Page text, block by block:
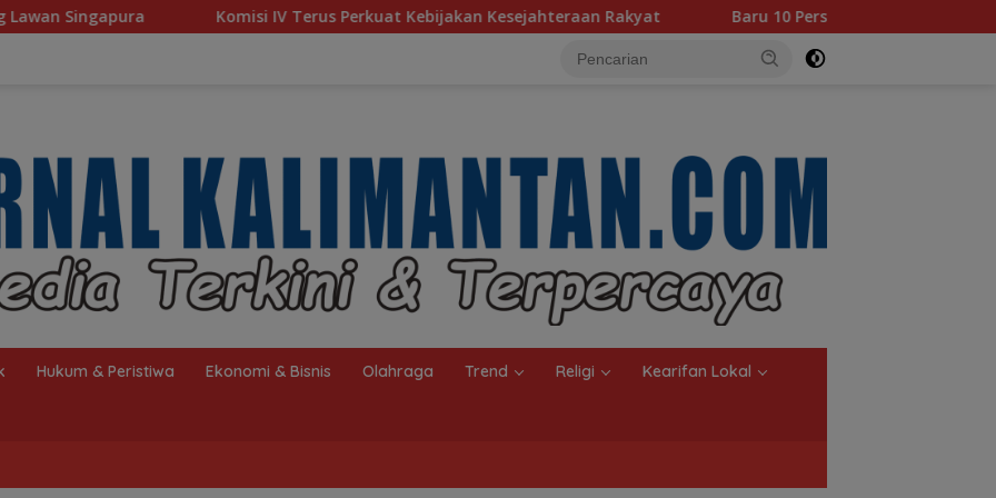
IV Terus Perkuat Kebijakan Kesejahteraan Rakyat Baru 10 Persen, Aktivasi IKD Banjarmasin Didorong Tuntas
Hukum & Peristiwa Ekonomi & Bisnis Olahraga Trend Religi Kearifan Lokal